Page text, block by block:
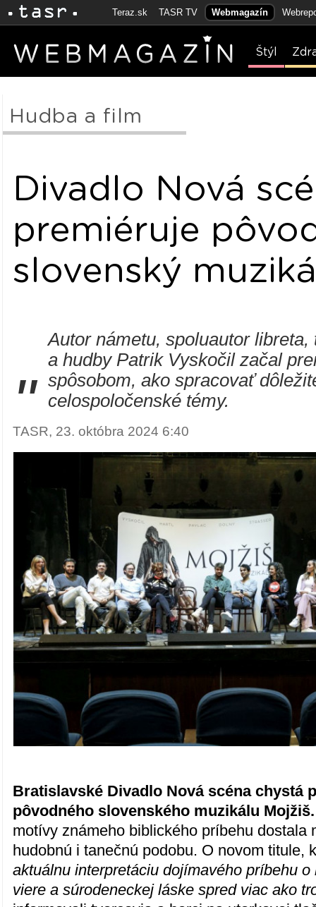
Teraz.sk TASR TV Webmagazín
Štýl
Hudba a film
Divadlo Nová
premiéruje
slovenský
"
Autor námetu, spoluautor libreta,
a hudby Patrik Vyskočil začal
spôsobom, ako spracovať
celospoločenské témy.
TASR, 23. októbra 2024 6:40
Bratislavské Divadlo Nová scéna chystá
pôvodného slovenského muzikálu Mojžiš.
motívy známeho biblického príbehu dostala
hudobnú i tanečnú podobu. O novom titule,
aktuálnu interpretáciu dojímavého príbehu
viere a súrodeneckej láske spred viac ako